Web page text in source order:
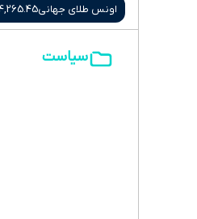
سکه امامی185,015,000۰٫۵۴ %
سیاست